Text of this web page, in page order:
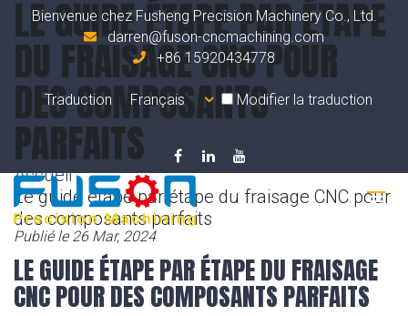
Bienvenue chez Fusheng Precision Machinery Co., Ltd.
darren@fuson-cncmachining.com
+86 15920434778
Traduction Modifier la traduction
LE GUIDE ÉTAPE PAR ÉTAPE
DU FRAISAGE CNC POUR
DES COMPOSANTS
PARFAITS
Accueil
Le guide étape par étape du fraisage CNC pour
des composants parfaits
Publié le 26 Mar, 2024
LE GUIDE ÉTAPE PAR ÉTAPE DU FRAISAGE
CNC POUR DES COMPOSANTS PARFAITS